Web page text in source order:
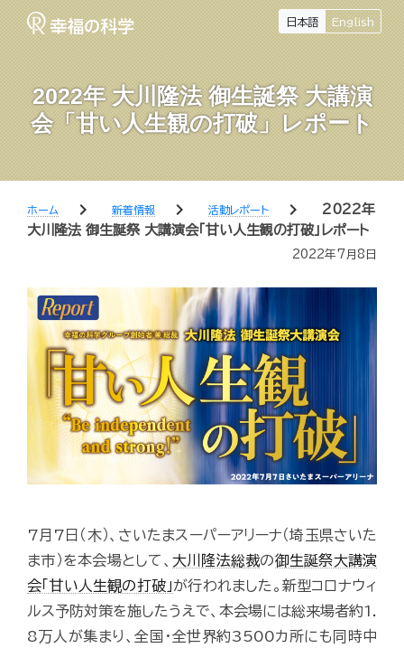
日本語 English
2022年 大川隆法 御生誕祭 大講演
会「甘い人生観の打破」レポート
ホーム chevron_right 新着情報 chevron_right 活動レポート chevron_right
2022年
大川隆法 御生誕祭 大講演会「甘い人生観の打破」レポート
2022年7月8日
7月7日（木）、さいたまスーパーアリーナ（埼玉県さいた
ま市）を本会場として、 大川隆法総裁の御生誕祭大講演
会「甘い人生観の打破」が行われました。新型コロナウィ
ルス予防対策を施したうえで、本会場には総来場者約1.
8万人が集まり、全国・全世界約3500カ所にも同時中